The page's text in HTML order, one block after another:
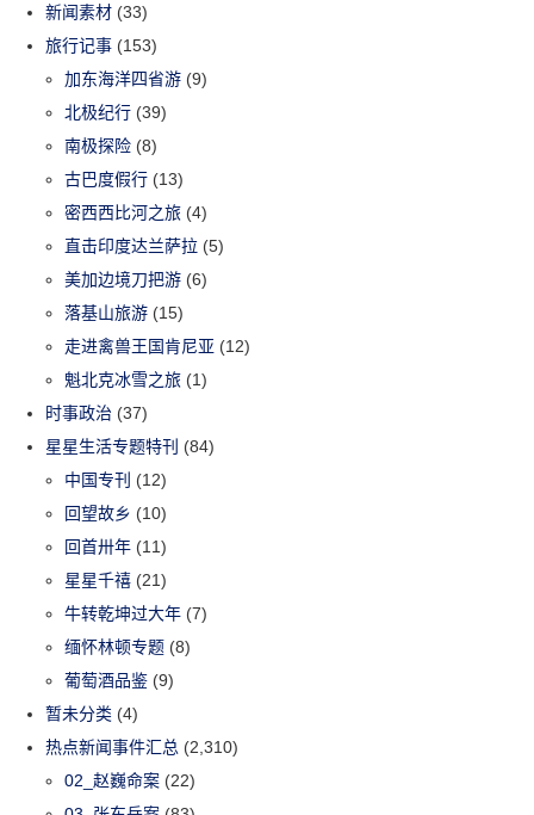
新闻素材 (33)
旅行记事 (153)
加东海洋四省游 (9)
北极纪行 (39)
南极探险 (8)
古巴度假行 (13)
密西西比河之旅 (4)
直击印度达兰萨拉 (5)
美加边境刀把游 (6)
落基山旅游 (15)
走进禽兽王国肯尼亚 (12)
魁北克冰雪之旅 (1)
时事政治 (37)
星星生活专题特刊 (84)
中国专刊 (12)
回望故乡 (10)
回首卅年 (11)
星星千禧 (21)
牛转乾坤过大年 (7)
缅怀林顿专题 (8)
葡萄酒品鉴 (9)
暂未分类 (4)
热点新闻事件汇总 (2,310)
02_赵巍命案 (22)